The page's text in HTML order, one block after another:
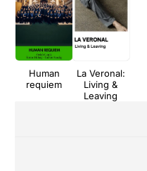
Human
requiem
La Veronal:
Living &
Leaving